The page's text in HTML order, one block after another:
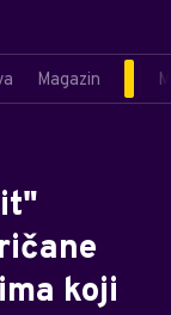
Magazin
koji